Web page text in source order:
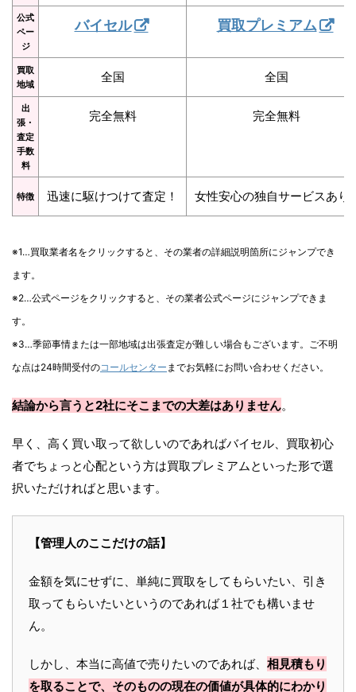
公式
ペー
ジ
バイセル 買取プレミアム
買取
地域
全国 全国
出
張・
査定
手数
料
完全無料 完全無料
特徴 迅速に駆けつけて査定！ 女性安心の独自サービスあり
※1…買取業者名をクリックすると、その業者の詳細説明箇所にジャンプでき
ます。
※2…公式ページをクリックすると、その業者公式ページにジャンプできま
す。
※3…季節事情または一部地域は出張査定が難しい場合もございます。ご不明
な点は24時間受付のコールセンター までお気軽にお問い合わせください。
結論から言うと2社にそこまでの大差はありません。
早く、高く買い取って欲しいのであればバイセル、買取初心
者でちょっと心配という方は買取プレミアムといった形で選
択いただければと思います。
【管理人のここだけの話】
金額を気にせずに、単純に買取をしてもらいたい、引き
取ってもらいたいというのであれば１社でも構いませ
ん。
しかし、本当に高値で売りたいのであれば、 相見積もり
を取ることで、そのものの現在の価値が具体的にわかり